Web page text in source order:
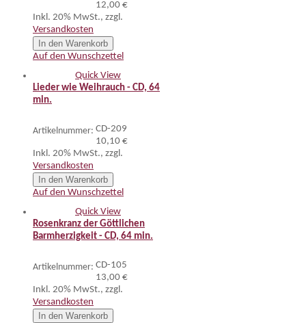
12,00 €
Inkl. 20% MwSt., zzgl.
Versandkosten
In den Warenkorb
Auf den Wunschzettel
Quick View
Lieder wie Weihrauch - CD, 64
min.
Artikelnummer: CD-209
10,10 €
Inkl. 20% MwSt., zzgl.
Versandkosten
In den Warenkorb
Auf den Wunschzettel
Quick View
Rosenkranz der Göttlichen
Barmherzigkeit - CD, 64 min.
Artikelnummer: CD-105
13,00 €
Inkl. 20% MwSt., zzgl.
Versandkosten
In den Warenkorb